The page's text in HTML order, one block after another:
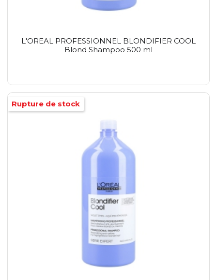
L'OREAL PROFESSIONNEL BLONDIFIER COOL
Blond Shampoo 500 ml
Rupture de stock